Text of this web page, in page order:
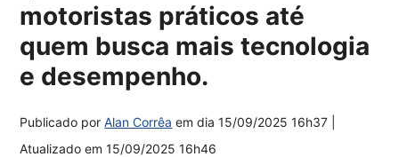
motoristas práticos até
quem busca mais tecnologia
e desempenho.
Publicado porAlan Corrêa em dia15/09/2025 16h37
Atualizado em15/09/2025 16h46